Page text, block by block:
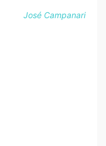
José Campanari